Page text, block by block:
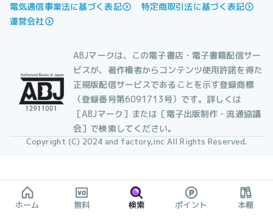
電気通信事業法に基づく表記
特定商取引法に基づく表記
運営会社
ABJマークは、この電子書店・電子書籍配信サー
ビスが、著作権者からコンテンツ使用許諾を得た
正規版配信サービスであることを示す登録商標
（登録番号第6091713号）です。詳しくは
［ABJマーク］または［電子出版制作・流通協議
会］で検索してください。
Copyright (C) 2024 and factory,inc All Rights Reserved.
ホーム 無料 検索 ポイント 本棚